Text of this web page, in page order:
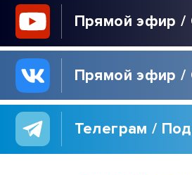
Прямой эфир
Прямой эфир /
Телеграм /